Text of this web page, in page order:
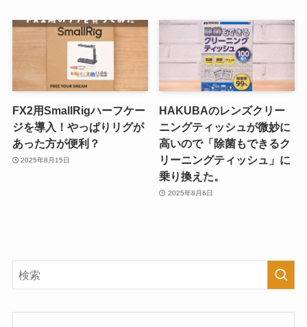
FX2用SmallRigハーフケー
ジを導入！やっぱりリグが
あった方が便利？
2025年8月15日
HAKUBAのレンズクリー
ニングティッシュが微妙に
高いので「除菌もできるク
リーニングティッシュ」に
乗り換えた。
2025年8月6日